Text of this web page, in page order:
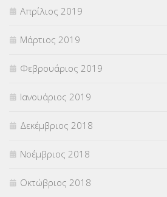
Απρίλιος 2019
Μάρτιος 2019
Φεβρουάριος 2019
Ιανουάριος 2019
Δεκέμβριος 2018
Νοέμβριος 2018
Οκτώβριος 2018